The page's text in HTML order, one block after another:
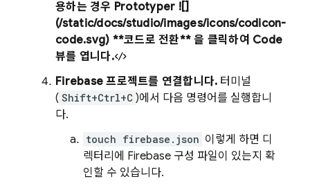
용하는 경우 Prototyper ![]
(/static/docs/studio/images/icons/codicon-
code.svg) **코드로 전환** 을 클릭하여 Code
뷰를 엽니다.
Firebase 프로젝트를 연결합니다. 터미널
( Shift+Ctrl+C )에서 다음 명령어를 실행합니
다.
touch firebase.json 이렇게 하면 디
렉터리에 Firebase 구성 파일이 있는지 확
인할 수 있습니다.